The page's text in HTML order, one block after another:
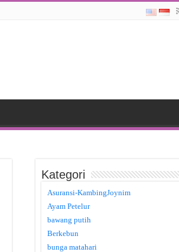
Kategori
Asuransi-KambingJoynim
Ayam Petelur
bawang putih
Berkebun
bunga matahari